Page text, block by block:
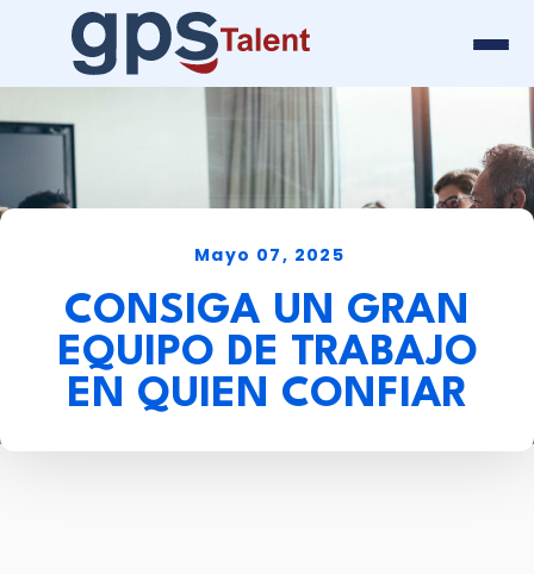
Mayo 07, 2025
CONSIGA UN GRAN
EQUIPO DE TRABAJO
EN QUIEN CONFIAR